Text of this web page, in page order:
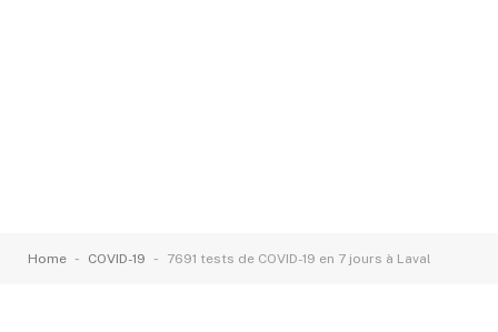
Home - COVID-19 - 7691 tests de COVID-19 en 7 jours à Laval